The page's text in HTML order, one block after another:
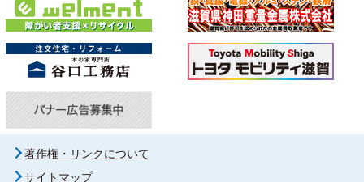
著作権・リンクについて
サイトマップ